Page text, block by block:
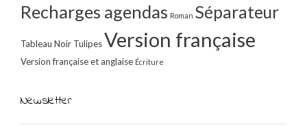
Recharges agendas Roman Séparateur
Tableau Noir TulipesVersion française
Version française et anglaise Écriture
Newsletter